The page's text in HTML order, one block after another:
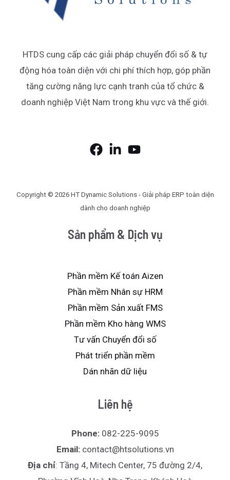
HTDS cung cấp các giải pháp chuyển đổi số & tự
động hóa toàn diện với chi phí thích hợp, góp phần
tăng cường năng lực cạnh tranh của tổ chức &
doanh nghiệp Việt Nam trong khu vực và thế giới.
Copyright © 2026 HT Dynamic Solutions - Giải pháp ERP toàn diện
dành cho doanh nghiệp
Sản phẩm & Dịch vụ
Phần mềm Kế toán Aizen
Phần mềm Nhân sự HRM
Phần mềm Sản xuất FMS
Phần mềm Kho hàng WMS
Tư vấn Chuyển đổi số
Phát triển phần mềm
Dán nhãn dữ liệu
Liên hệ
Phone: 082-225-9095
Email: contact@htsolutions.vn
Địa chỉ: Tầng 4, Mitech Center, 75 đường 2/4,